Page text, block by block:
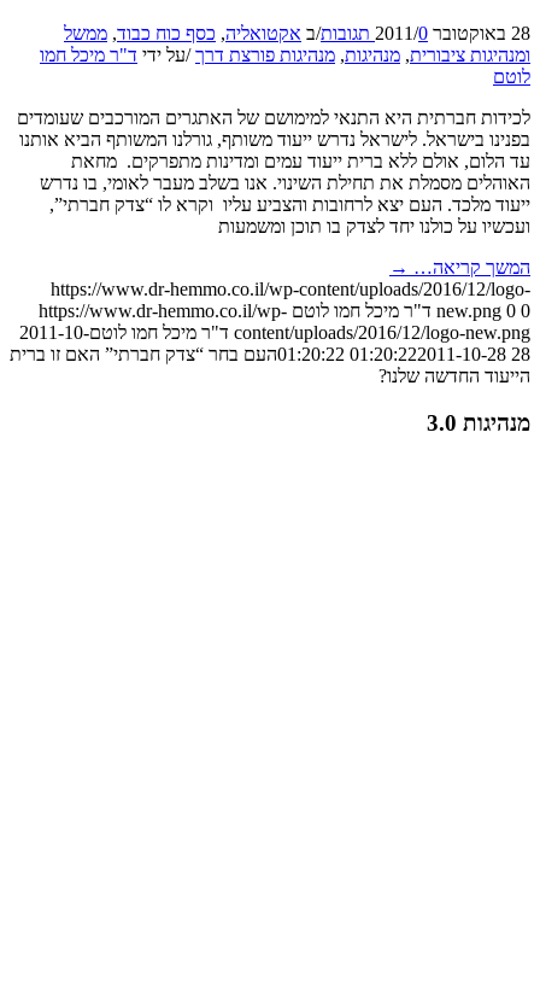
28 באוקטובר 2011 /0 תגובות /ב אקטואליה, כסף כוח כבוד, ממשל
ומנהיגות ציבורית, מנהיגות, מנהיגות פורצת דרך /על ידי ד"ר מיכל חמו
לוטם
לכידות חברתית היא התנאי למימושם של האתגרים המורכבים שעומדים
בפנינו בישראל. לישראל נדרש ייעוד משותף, גורלנו המשותף הביא אותנו
עד הלום, אולם ללא ברית ייעוד עמים ומדינות מתפרקים. מחאת
האוהלים מסמלת את תחילת השינוי. אנו בשלב מעבר לאומי, בו נדרש
ייעוד מלכד. העם יצא לרחובות והצביע עליו וקרא לו “צדק חברתי”,
ועכשיו על כולנו יחד לצדק בו תוכן ומשמעות
המשך קריאה… →
https://www.dr-hemmo.co.il/wp-content/uploads/2016/12/logo-
new.png 0 0 ד"ר מיכל חמו לוטם https://www.dr-hemmo.co.il/wp-
content/uploads/2016/12/logo-new.png ד"ר מיכל חמו לוטם2011-10-
28 01:20:22
2011-10-28 01:20:22
העם בחר “צדק חברתי” האם זו ברית
הייעוד החדשה שלנו?
מנהיגות 3.0